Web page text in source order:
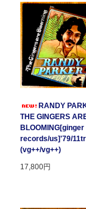
RANDY
THE GINGERS
BLOOMING[ginger
records/us]'79/
(vg++/vg++)
17,800円